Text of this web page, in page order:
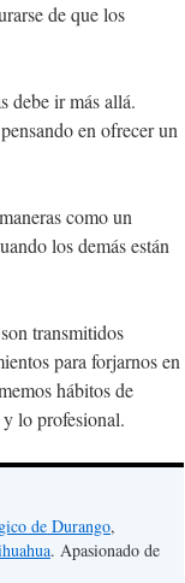
de que los
debe ir más allá.
en ofrecer un
como un
los demás están
transmitidos
para forjarnos en
hábitos de
lo profesional.
de Durango,
. Apasionado de